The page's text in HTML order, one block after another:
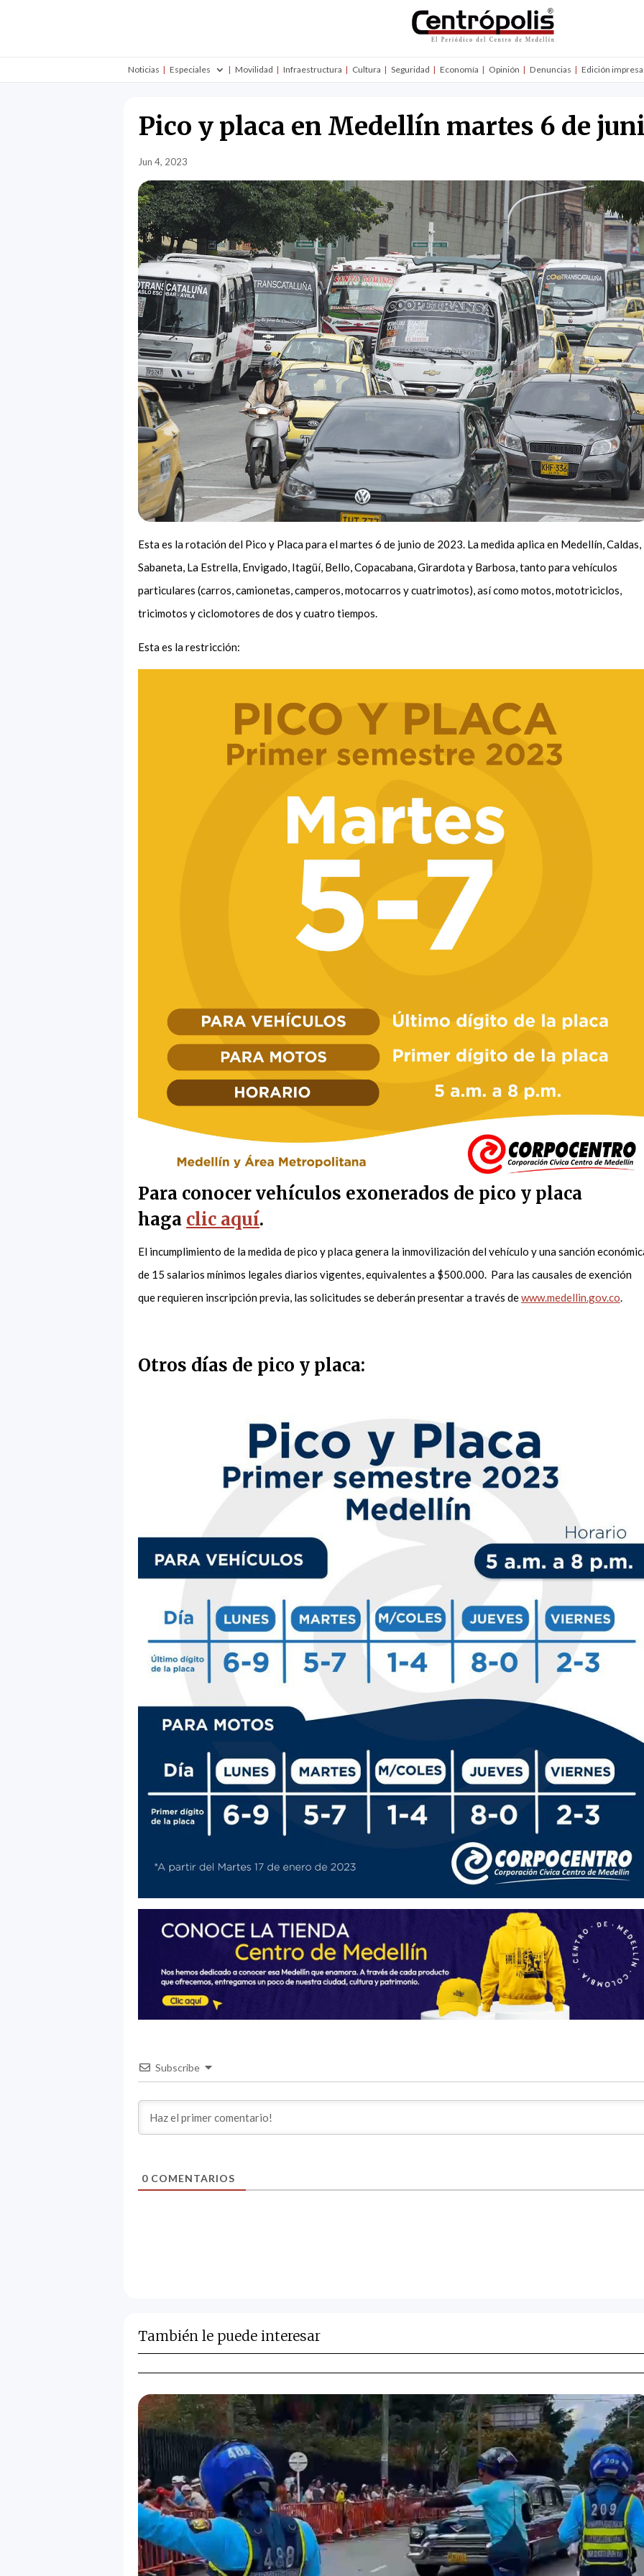
Noticias Especiales Movilidad Infraestructura Cultura Seguridad Economía Opinión Denuncias Edición impresa
Pico y placa en Medellín martes 6 de
Jun 4, 2023
Esta es la rotación del Pico y Placa para el martes 6 de junio de 2023. La medida aplica en Medellín, Caldas,
Sabaneta, La Estrella, Envigado, Itagüí, Bello, Copacabana, Girardota y Barbosa, tanto para vehículos
particulares (carros, camionetas, camperos, motocarros y cuatrimotos), así como motos, mototriciclos,
tricimotos y ciclomotores de dos y cuatro tiempos.
Esta es la restricción:
Para conocer vehículos exonerados de pico y placa
haga clic aquí.
El incumplimiento de la medida de pico y placa genera la inmovilización del vehículo y una sanción
de 15 salarios mínimos legales diarios vigentes, equivalentes a $500.000. Para las causales de exención
que requieren inscripción previa, las solicitudes se deberán presentar a través dewww.medellin.gov.co.
Otros días de pico y placa:
Subscribe
0 COMENTARIOS
También le puede interesar